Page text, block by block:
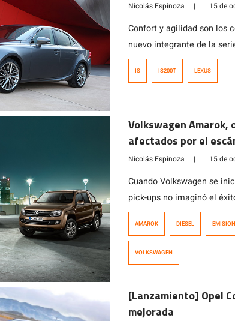
Nicolás Espinoza | 15 de
Confort y agilidad son los
nuevo integrante de la
trata del IS200 turbo, un
IS IS200T LEXUS
Volkswagen Amarok,
afectados por el
Nicolás Espinoza | 15 de
Cuando Volkswagen se
pick-ups no imaginó el
Amarok, el que tuvo
opuesto para la pick up de
AMAROK DIESEL
VOLKSWAGEN
[Lanzamiento] Opel
mejorada